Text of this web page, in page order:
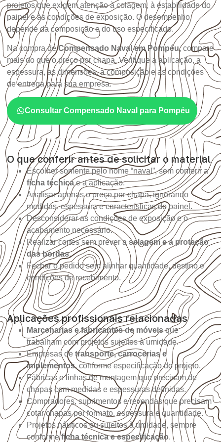
projetos que exigem atenção à colagem, à estabilidade do
painel e às condições de exposição. O desempenho
depende da composição e do uso especificado.
Na compra deCompensado Naval em Pompéu, compare
mais do que o preço por chapa. Verifique a aplicação, a
espessura, as dimensões, a composição e as condições
de entrega para sua empresa.
Consultar Compensado Naval para Pompéu
O que conferir antes de solicitar o material
Escolher somente pelo nome “naval”, sem conferir a
ficha técnicae a aplicação.
Analisar apenas o preço por chapa, ignorando
medidas, espessura e características do painel.
Desconsiderar as condições de exposição e o
acabamento necessário.
Realizar cortes sem prever a selagem e a proteção
das bordas.
Fechar o pedido sem alinhar quantidade, destino e
condições de recebimento.
Aplicações profissionais relacionadas
Marcenarias e fabricantes de móveisque
trabalham com projetos sujeitos à umidade.
Empresas de transporte, carrocerias e
implementos, conforme especificação do projeto.
Fábricas e linhas de montagem que precisam de
chapas com medidas e espessuras definidas.
Compradores, suprimentos e revendas que precisam
cotar chapas por formato, espessura e quantidade.
Projetos náuticos ou sujeitos à umidade, sempre
conformeficha técnica e especificação.